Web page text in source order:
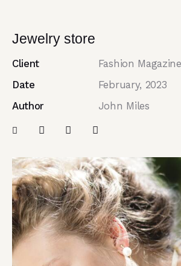
Jewelry store
Client
Fashion Magazine
Date
February, 2023
Author
John Miles